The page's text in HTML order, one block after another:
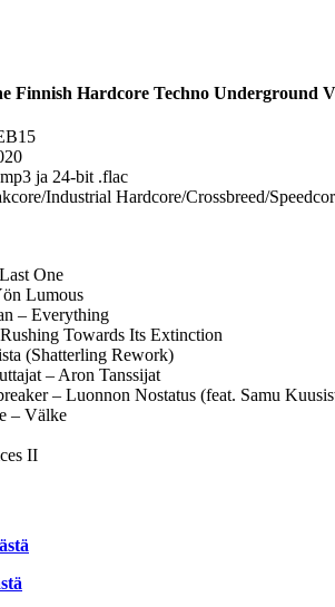
Finnish Hardcore Techno Underground
ja 24-bit .flac
Industrial Hardcore/Crossbreed/
One
Lumous
– Everything
Towards Its Extinction
(Shatterling Rework)
– Aron Tanssijat
– Luonnon Nostatus (feat. Samu
– Välke
II